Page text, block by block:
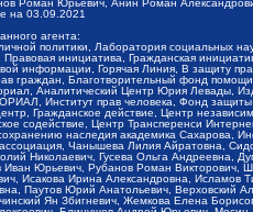
Роман Юрьевич, Анин Роман
на 03.09.2021
агента:
политики, Лаборатория
инициатива, Гражданская
информации, Горячая Линия, В защиту
граждан, Благотворительный фонд
Аналитический Центр Юрия Левады,
Институт прав человека, Фонд защиты
Гражданское действие, Центр
содействие, Центр Трансперенси
наследия академика
Чанышева Лилия Айратовна,
Николаевич, Гусева Ольга Андреевна,
Юрьевич, Рубанов Роман Викторович,
Исакова Ирина Александровна,
Паутов Юрий Анатольевич, Верховский
Ян Збигневич, Жемкова Елена